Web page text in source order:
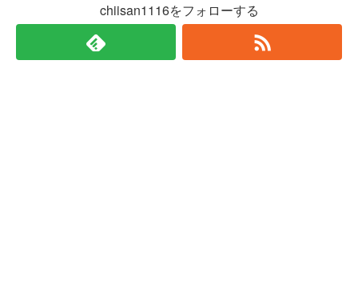
chiisan1116をフォローする